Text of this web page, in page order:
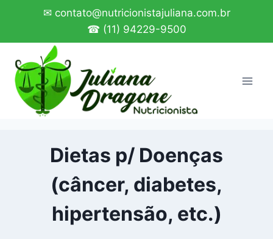
o
Conteúdo
✉ contato@nutricionistajuliana.com.br
☎ (11) 94229-9500
Dietas p/ Doenças
(câncer, diabetes,
hipertensão, etc.)